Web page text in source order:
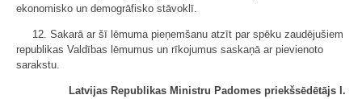
ekonomisko un demogrāfisko stāvoklī.
12. Sakarā ar šī lēmuma pieņemšanu atzīt par spēku zaudējušiem
republikas Valdības lēmumus un rīkojumus saskaņā ar pievienoto
sarakstu.
Latvijas Republikas Ministru Padomes priekšsēdētājs I.